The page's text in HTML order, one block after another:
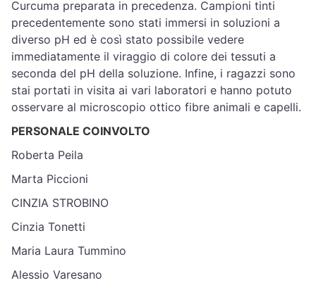
Curcuma preparata in precedenza. Campioni tinti
precedentemente sono stati immersi in soluzioni a
diverso pH ed è così stato possibile vedere
immediatamente il viraggio di colore dei tessuti a
seconda del pH della soluzione. Infine, i ragazzi sono
stai portati in visita ai vari laboratori e hanno potuto
osservare al microscopio ottico fibre animali e capelli.
PERSONALE COINVOLTO
Roberta Peila
Marta Piccioni
CINZIA STROBINO
Cinzia Tonetti
Maria Laura Tummino
Alessio Varesano